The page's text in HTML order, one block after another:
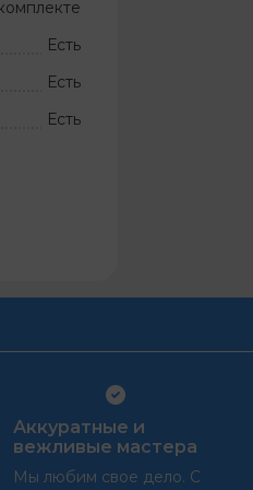
Есть
Есть
Есть
Аккуратные и
вежливые мастера
Мы любим свое дело. С